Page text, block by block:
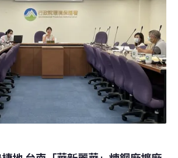
慮開發單位台南市政府早前答覆環委指
溪排水規劃報告設計標準10年重現期距
口流量控制設計，確保滯洪設施有效
議上，國立台北大學不動產與城鄉環境
的吳